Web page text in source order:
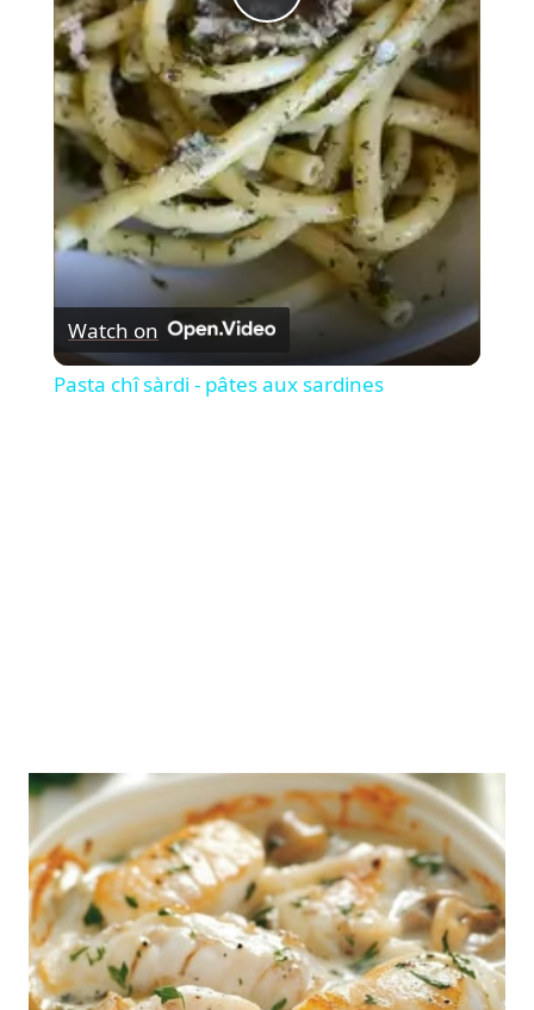
Play
Video
Watch on
Pasta chî sàrdi - pâtes aux sardines